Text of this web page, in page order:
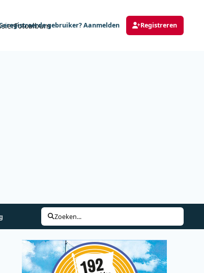
Fotoalbumgebruiker? Aanmelden Registreren
Zoeken...